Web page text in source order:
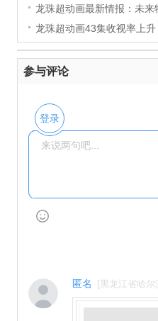
龙珠超动画最新情报：未
龙珠超动画43集收视率上
参与评论
登录
匿名 [ 黑龙江省哈尔